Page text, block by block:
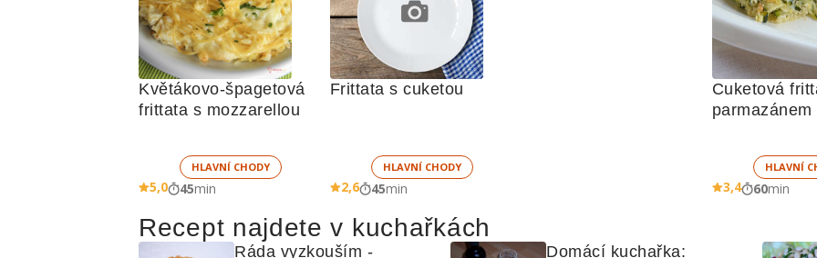
Květákovo-špagetová
frittata s mozzarellou
HLAVNÍ CHODY
5,0 45min
Frittata s cuketou
HLAVNÍ CHODY
2,6 45min
Cuketová
parmazánem
HLAVNÍ
3,4 60min
Recept najdete v kuchařkách
Ráda vyzkouším -
Domácí kuchařka: